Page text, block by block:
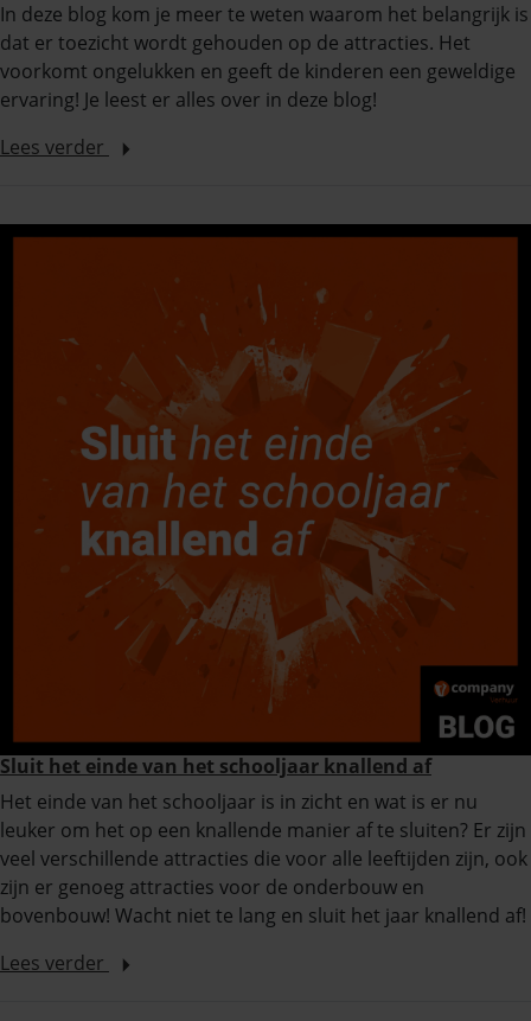
In deze blog kom je meer te weten waarom het belangrijk is
dat er toezicht wordt gehouden op de attracties. Het
voorkomt ongelukken en geeft de kinderen een geweldige
ervaring! Je leest er alles over in deze blog!
Lees verder
Sluit het einde van het schooljaar knallend af
Het einde van het schooljaar is in zicht en wat is er nu
leuker om het op een knallende manier af te sluiten? Er zijn
veel verschillende attracties die voor alle leeftijden zijn, ook
zijn er genoeg attracties voor de onderbouw en
bovenbouw! Wacht niet te lang en sluit het jaar knallend af!
Lees verder